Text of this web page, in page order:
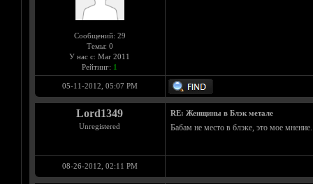
Сообщений: 29
Темы: 0
У нас с: Mar 2011
Рейтинг: 1
05-11-2012, 05:07 PM
Lord1349
Unregistered
RE: Женщины в Блэк метале
Бабам не место в блэке, это мое
08-26-2012, 02:11 PM